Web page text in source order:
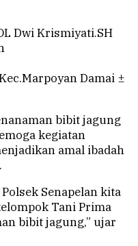
Dwi Krismiyati.SH
Damai ±
bibit jagung
kegiatan
amal ibadah
Senapelan kita
Tani Prima
bibit jagung,” ujar